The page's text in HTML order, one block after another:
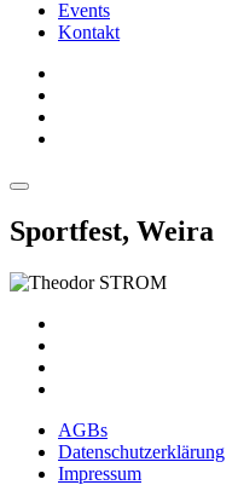
Events
Kontakt
Sportfest, Weira
AGBs
Datenschutzerklärung
Impressum